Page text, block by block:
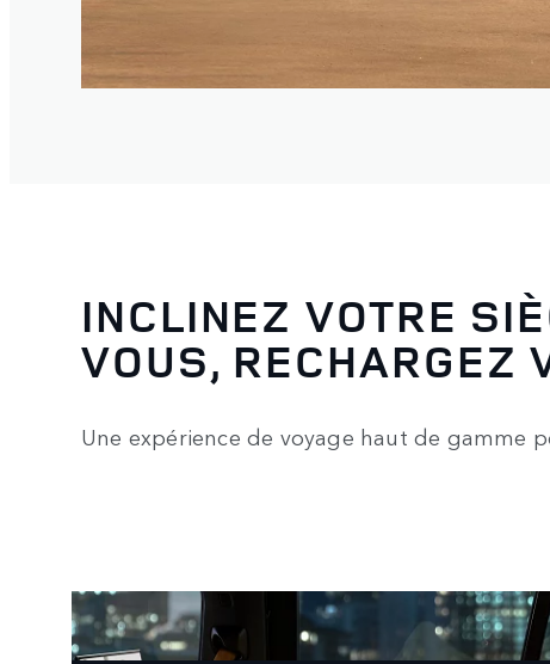
INCLINEZ VOTRE
VOUS, RECHARGEZ
Une expérience de voyage haut de gamme